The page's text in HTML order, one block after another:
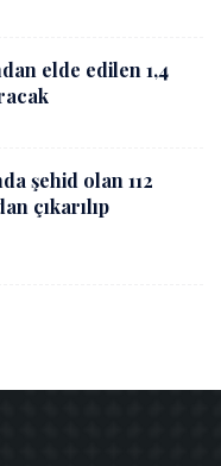
elde edilen 1,4
şehid olan 112
çıkarılıp